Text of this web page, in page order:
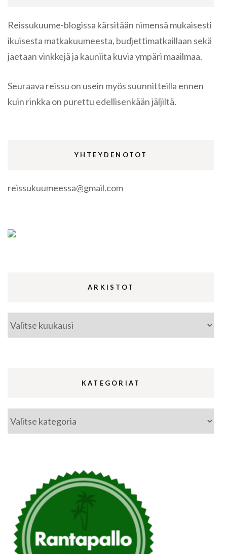
Reissukuume-blogissa kärsitään nimensä mukaisesti
ikuisesta matkakuumeesta, budjettimatkaillaan sekä
jaetaan vinkkejä ja kauniita kuvia ympäri maailmaa.
Seuraava reissu on usein myös suunnitteilla ennen
kuin rinkka on purettu edellisenkään jäljiltä.
YHTEYDENOTOT
reissukuumeessa@gmail.com
ARKISTOT
Arkistot
KATEGORIAT
Kategoriat